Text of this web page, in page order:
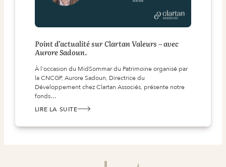
Point d’actualité sur Clartan Valeurs – avec
Aurore Sadoun.
À l'occasion du MidSommar du Patrimoine organisé par
la CNCGP, Aurore Sadoun, Directrice du
Développement chez Clartan Associés, présente notre
fonds…
LIRE LA SUITE
:
SUR